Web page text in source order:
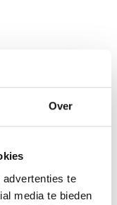
Over
te
media te bieden